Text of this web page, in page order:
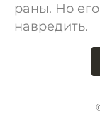
раны. Но
навредить.